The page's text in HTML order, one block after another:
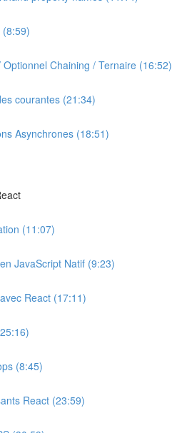
(8:59)
Optionnel Chaining / Ternaire (16:52)
courantes (21:34)
Asynchrones (18:51)
(11:07)
JavaScript Natif (9:23)
React (17:11)
(8:45)
React (23:59)